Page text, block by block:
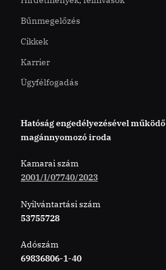
Bűnmegelőzés
Cikkek
Karrier
Ügyfélfogadás
Hatóság engedélyezésével működő
magánnyomozó iroda
Kamarai szám
2001/I/07740/2023
Nyilvántartási szám
53755728
Adószám
69836806-1-40